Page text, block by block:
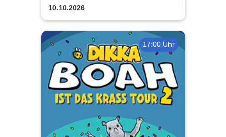
Kabarett, Komik und mehr
10.10.2026
17:00 Uhr